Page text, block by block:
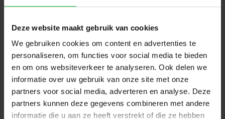
Deze website maakt gebruik van cookies
We gebruiken cookies om content en advertenties te
personaliseren, om functies voor social media te bieden
en om ons websiteverkeer te analyseren. Ook delen we
informatie over uw gebruik van onze site met onze
partners voor social media, adverteren en analyse. Deze
partners kunnen deze gegevens combineren met andere
informatie die u aan ze heeft verstrekt of die ze hebben
Netgear | XSM4324CS | 24-poorts AV-netwerk switch |
24x 10G | 4x SFP+ glasvezel porten (shared) | Managed